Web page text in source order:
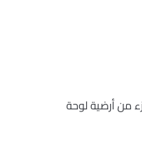
جبلة عن كشف جزء من أرضية لوحة